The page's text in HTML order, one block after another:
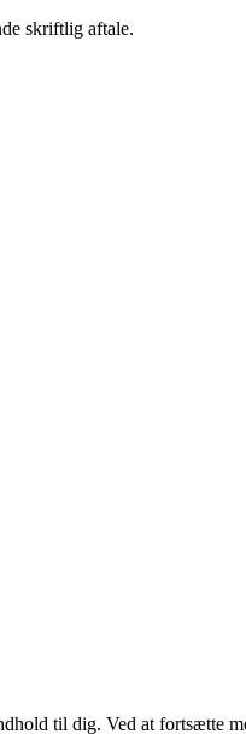
skriftlig aftale.
til dig. Ved at fortsætte